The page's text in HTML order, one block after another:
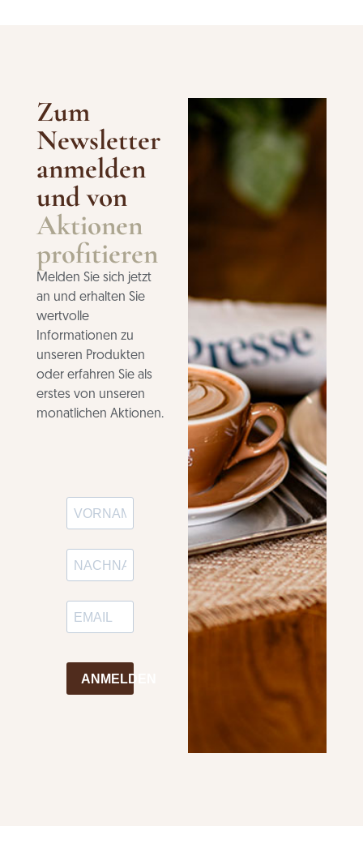
Zum
Newsletter
anmelden
und von
Aktionen
profitieren
Melden Sie sich jetzt
an und erhalten Sie
wertvolle
Informationen zu
unseren Produkten
oder erfahren Sie als
erstes von unseren
monatlichen Aktionen.
ANMELDEN